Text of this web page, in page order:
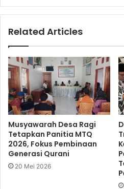
Related Articles
Musyawarah Desa Ragi
Tetapkan Panitia MTQ
2026, Fokus Pembinaan
Generasi Qurani
20 Mei 2026